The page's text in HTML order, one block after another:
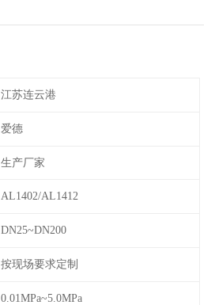
江苏连云港
爱德
生产厂家
AL1402/AL1412
DN25~DN200
按现场要求定制
0.01MPa~5.0MPa